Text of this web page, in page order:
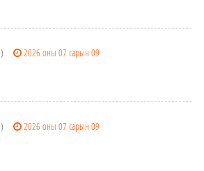
2026 оны 07 сарын 09
2026 оны 07 сарын 09